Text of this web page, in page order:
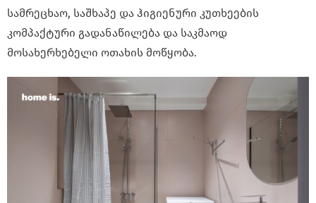
სამრეცხაო, საშხაპე და ჰიგიენური კუთხეების
კომპაქტური გადანაწილება და საკმაოდ
მოსახერხებელი ოთახის მოწყობა.